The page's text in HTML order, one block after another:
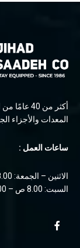
أكثر من
المعدات والأجزاء
ساعات العمل :
الاثنين – الجمعة: 8.00 ص – 5.00 م
السبت: 8.00 ص – 2.00 م